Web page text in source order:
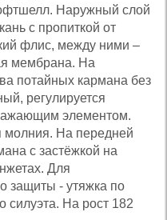
Наружный слой
с пропиткой от
флис, между ними –
мембрана. На
потайных кармана без
регулируется
элементом.
молния. На передней
с застёжкой на
Для
защиты - утяжка по
силуэта. На рост 182